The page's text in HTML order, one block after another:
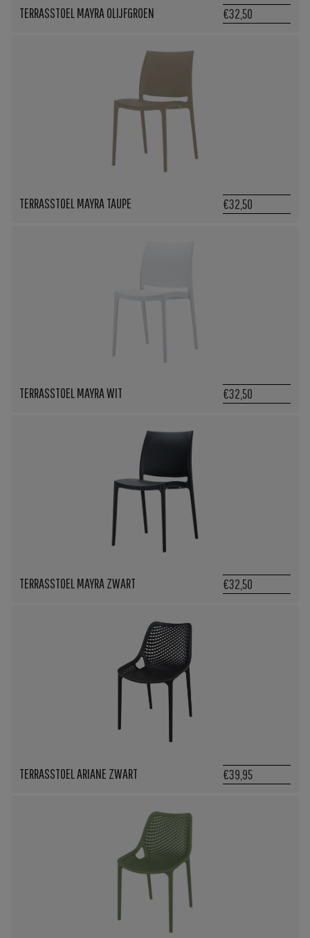
TERRASSTOEL MAYRA OLIJFGROEN €32,50
TERRASSTOEL MAYRA TAUPE €32,50
TERRASSTOEL MAYRA WIT €32,50
TERRASSTOEL MAYRA ZWART €32,50
TERRASSTOEL ARIANE ZWART €39,95